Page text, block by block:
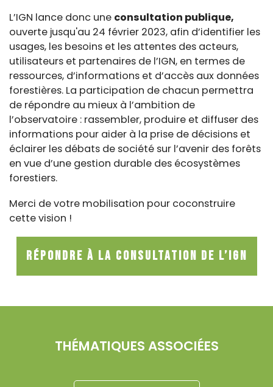
L’IGN lance donc une consultation publique,
ouverte jusqu'au 24 février 2023, afin d’identifier les
usages, les besoins et les attentes des acteurs,
utilisateurs et partenaires de l’IGN, en termes de
ressources, d’informations et d’accès aux données
forestières. La participation de chacun permettra
de répondre au mieux à l’ambition de
l’observatoire : rassembler, produire et diffuser des
informations pour aider à la prise de décisions et
éclairer les débats de société sur l’avenir des forêts
en vue d’une gestion durable des écosystèmes
forestiers.
Merci de votre mobilisation pour coconstruire
cette vision !
Répondre à la consultation de l’IGN
THÉMATIQUES ASSOCIÉES